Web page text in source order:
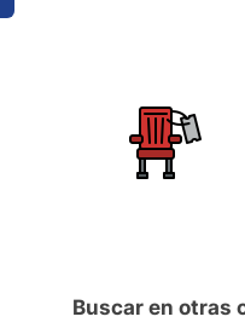
Buscar en otras